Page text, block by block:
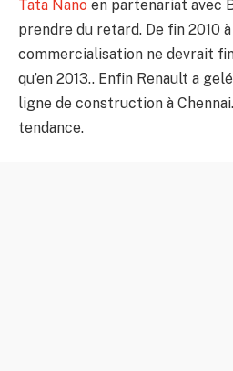
Tata Nano en partenariat avec
prendre du retard. De fin 2010 à
commercialisation ne devrait
qu’en 2013.. Enfin Renault a
ligne de construction à
tendance.